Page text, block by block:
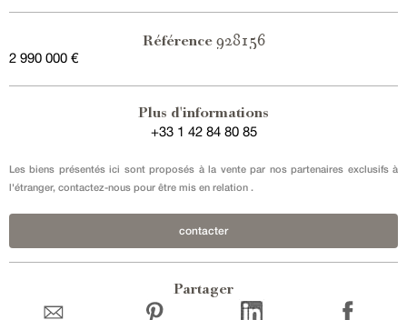
Référence 928156
2 990 000 €
Plus d'informations
+33 1 42 84 80 85
Les biens présentés ici sont proposés à la vente par nos partenaires exclusifs à
l'étranger, contactez-nous pour être mis en relation .
contacter
Partager